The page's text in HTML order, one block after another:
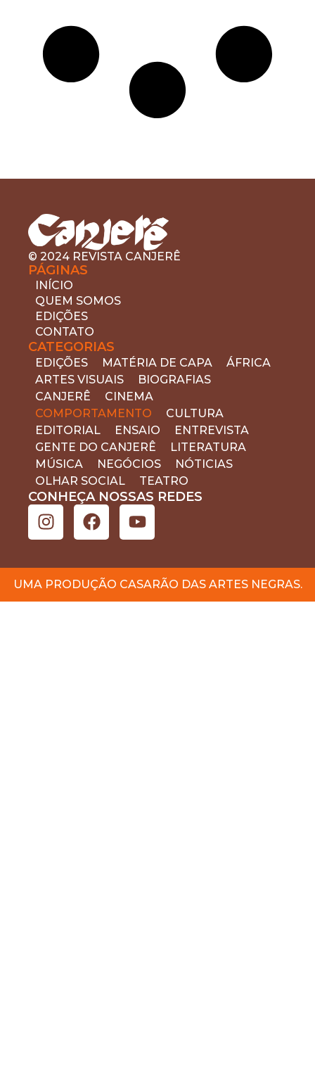
© 2024 REVISTA CANJERÊ
PÁGINAS
INÍCIO
QUEM SOMOS
EDIÇÕES
CONTATO
CATEGORIAS
EDIÇÕES MATÉRIA DE CAPA
ÁFRICA
ARTES VISUAIS
BIOGRAFIAS
CANJERÊ
CINEMA
COMPORTAMENTO
CULTURA
EDITORIAL
ENSAIO
ENTREVISTA
GENTE DO CANJERÊ
LITERATURA
MÚSICA
NEGÓCIOS
NÓTICIAS
OLHAR SOCIAL
TEATRO
CONHEÇA NOSSAS REDES
UMA PRODUÇÃO CASARÃO DAS ARTES NEGRAS.